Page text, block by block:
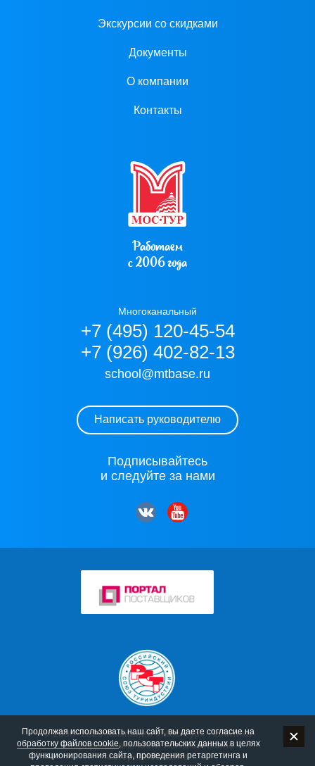
Экскурсии со скидками
Документы
О компании
Контакты
Работаем
с 2006 года
Многоканальный
+7 (495) 120-45-54
+7 (926) 402-82-13
school@mtbase.ru
Написать руководителю
Подписывайтесь
и следуйте за нами
© 2006–2026 Компания «Мос-Тур» Политика
конфиденциальности Использование
материалов сайта
Продолжая использовать наш сайт, вы даете согласие на
обработку файлов cookie, пользовательских данных в целях
функционирования сайта, проведения ретаргетинга и